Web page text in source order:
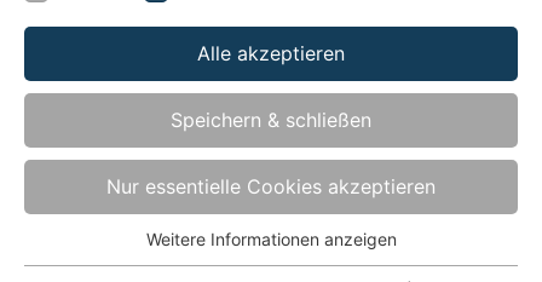
Duplex DPL-DUP
Distanzplatte für Bandlappen für Duplex 320/321
Alle akzeptieren
Speichern & schließen
Nur essentielle Cookies akzeptieren
Weitere Informationen anzeigen